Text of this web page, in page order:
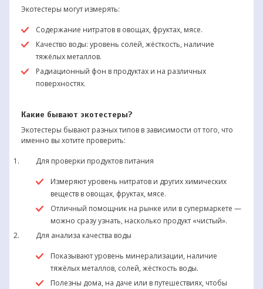
Экотестеры могут измерять:
Содержание нитратов в овощах, фруктах, мясе.
Качество воды: уровень солей, жёсткость, наличие
тяжёлых металлов.
Радиационный фон в продуктах и на различных
поверхностях.
Какие бывают экотестеры?
Экотестеры бывают разных типов в зависимости от того, что
именно вы хотите проверить:
Для проверки продуктов питания
Измеряют уровень нитратов и других химических
веществ в овощах, фруктах, мясе.
Отличный помощник на рынке или в супермаркете —
можно сразу узнать, насколько продукт «чистый».
Для анализа качества воды
Показывают уровень минерализации, наличие
тяжёлых металлов, солей, жёсткость воды.
Полезны дома, на даче или в путешествиях, чтобы